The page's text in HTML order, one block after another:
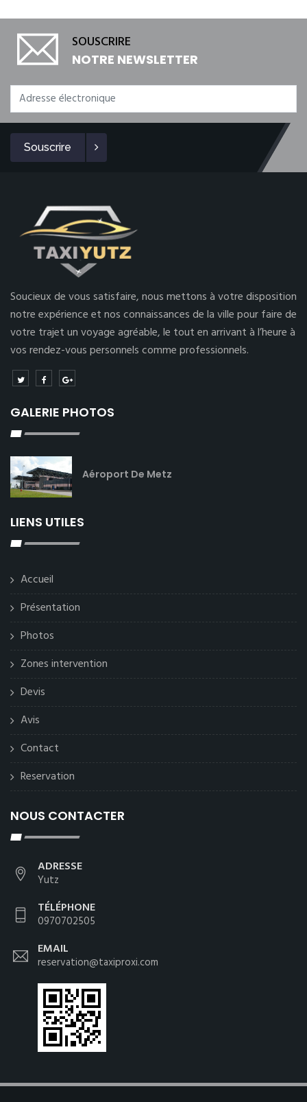
SOUSCRIRE
NOTRE NEWSLETTER
Souscrire
Soucieux de vous satisfaire, nous mettons à votre disposition
notre expérience et nos connaissances de la ville pour faire de
votre trajet un voyage agréable, le tout en arrivant à l’heure à
vos rendez-vous personnels comme professionnels.
GALERIE PHOTOS
Aéroport De Metz
LIENS UTILES
Accueil
Présentation
Photos
Zones intervention
Devis
Avis
Contact
Reservation
NOUS CONTACTER
ADRESSE
Yutz
TÉLÉPHONE
0970702505
EMAIL
reservation@taxiproxi.com